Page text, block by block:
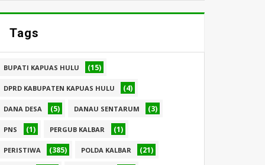
Tags
BUPATI KAPUAS HULU (15)
DPRD KABUPATEN KAPUAS HULU (4)
DANA DESA (5) DANAU SENTARUM (3)
PNS (1) PERGUB KALBAR (1)
PERISTIWA (385) POLDA KALBAR (21)